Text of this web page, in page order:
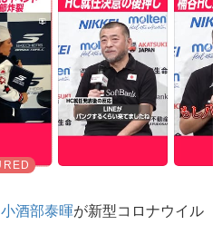
小酒部泰暉が新型コロナウイル